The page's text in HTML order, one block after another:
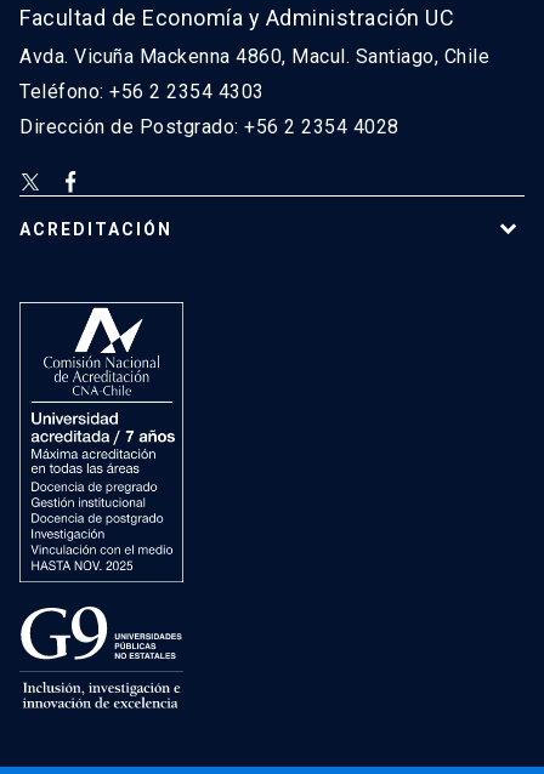
Facultad de Economía y Administración UC
Avda. Vicuña Mackenna 4860, Macul. Santiago, Chile
Teléfono: +56 2 2354 4303
Dirección de Postgrado: +56 2 2354 4028
ACREDITACIÓN